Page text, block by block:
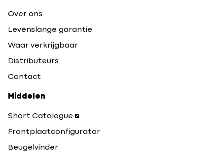
Over ons
Levenslange garantie
Waar verkrijgbaar
Distributeurs
Contact
Middelen
Short Catalogue
Frontplaatconfigurator
Beugelvinder